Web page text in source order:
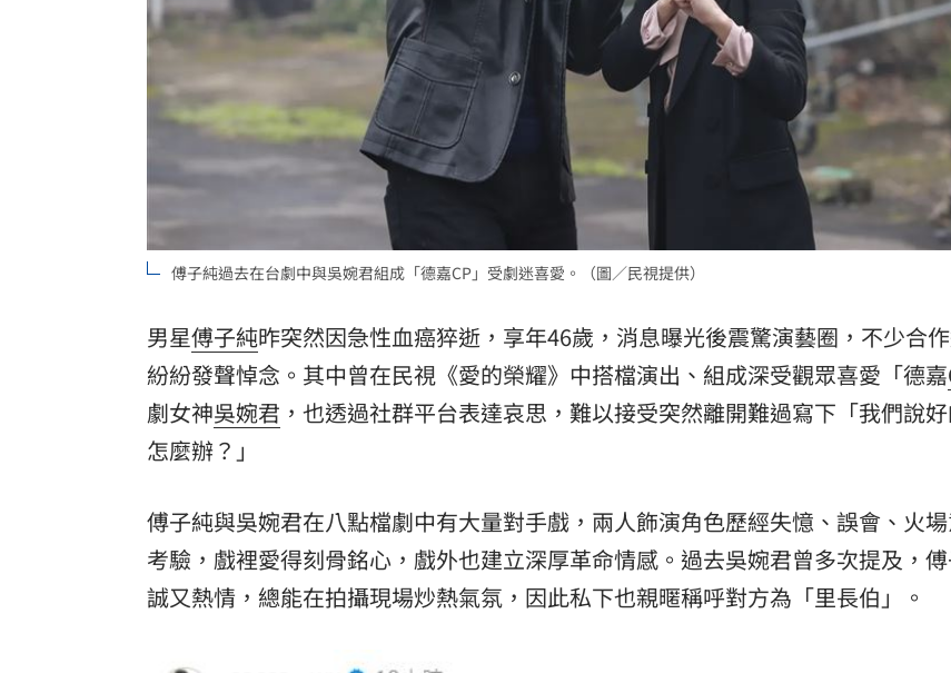
傅子純過去在台劇中與吳婉君組成「德嘉CP」受劇迷喜愛。（圖／民視提供）
男星傅子純昨突然因急性血癌猝逝，享年46歲，消息曝光後震驚演藝圈，不少合
紛紛發聲悼念。其中曾在民視《愛的榮耀》中搭檔演出、組成深受觀眾喜愛「德嘉
劇女神吳婉君 ，也透過社群平台表達哀思，難以接受突然離開難過寫下「我們說
怎麼辦？」
傅子純與吳婉君在八點檔劇中有大量對手戲，兩人飾演角色歷經失憶、誤會、火
考驗，戲裡愛得刻骨銘心，戲外也建立深厚革命情感。過去吳婉君曾多次提及，
誠又熱情，總能在拍攝現場炒熱氣氛，因此私下也親暱稱呼對方為「里長伯」。